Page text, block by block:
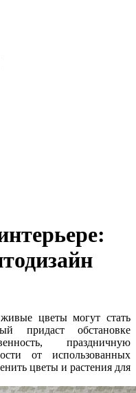
цветы могут стать
придаст обстановке
праздничную
от использованных
цветы и растения для